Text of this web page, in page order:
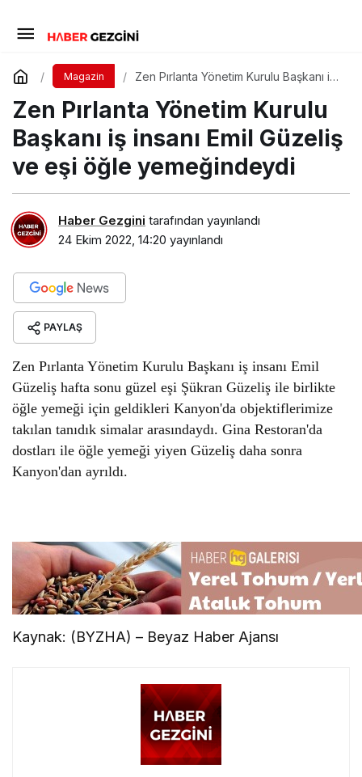
Magazin
Zen Pırlanta Yönetim Kurulu Başkanı iş
yemeğindeydi
Zen Pırlanta Yönetim Kurulu
Başkanı iş insanı Emil Güzeliş
ve eşi öğle yemeğindeydi
Haber Gezgini tarafından yayınlandı
24 Ekim 2022, 14:20 yayınlandı
PAYLAŞ
Zen Pırlanta Yönetim Kurulu Başkanı iş insanı Emil
Güzeliş hafta sonu güzel eşi Şükran Güzeliş ile birlikte
öğle yemeği için geldikleri Kanyon'da objektiflerimize
takılan tanıdık simalar arasındaydı. Gina Restoran'da
dostları ile öğle yemeği yiyen Güzeliş daha sonra
Kanyon'dan ayrıldı.
Kaynak: (BYZHA) – Beyaz Haber Ajansı